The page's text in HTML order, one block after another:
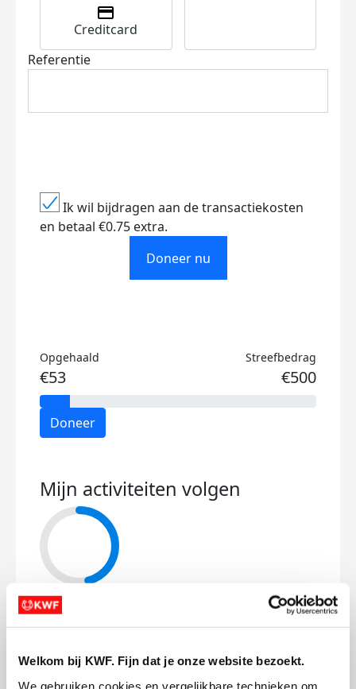
Welkom bij KWF. Fijn dat je onze website bezoekt.
We gebruiken cookies en vergelijkbare technieken om
Creditcard
Referentie
Ik wil bijdragen aan de transactiekosten
en betaal €0.75 extra.
Doneer nu
Opgehaald
€53
Streefbedrag
€500
Doneer
Mijn activiteiten volgen
23
kms
Mijn afstandsdoel 50 kms